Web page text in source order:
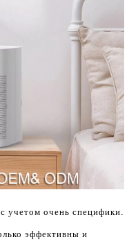
учетом очень специфики.
эффективны и